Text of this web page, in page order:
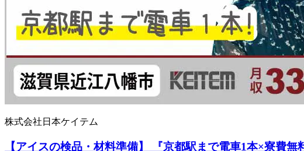
株式会社日本ケイテム
【アイスの検品・材料準備】 『京都駅まで電車1本×寮費